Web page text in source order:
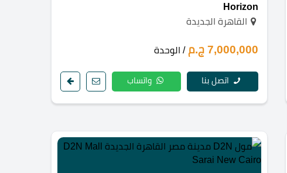
Horizon
القاهرة الجديدة
7,000,000 ج.م / الوحدة
اتصل بنا واتساب